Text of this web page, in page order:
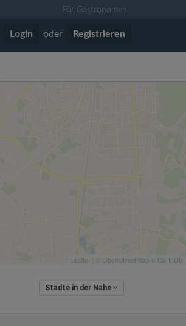
Für Gastronomen
Login oder Registrieren
Leaflet | © OpenStreetMap © CartoDB
Städte in der Nähe